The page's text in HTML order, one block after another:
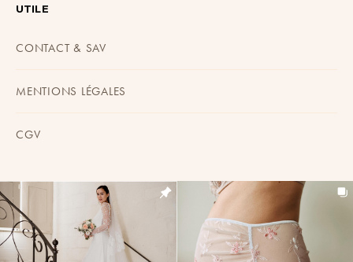
UTILE
CONTACT & SAV
MENTIONS LÉGALES
CGV